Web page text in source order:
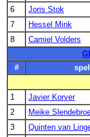
6
Joris Stok
7
Hessel Mink
8
Camiel Volders
#
1
Javier Korver
2
Meike
3
Quinten van